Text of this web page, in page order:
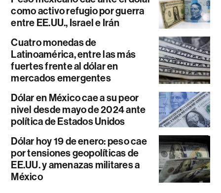
como activo refugio por guerra
entre EE.UU., Israel e Irán
Cuatro monedas de
Latinoamérica, entre las más
fuertes frente al dólar en
mercados emergentes
Dólar en México cae a su peor
nivel desde mayo de 2024 ante
política de Estados Unidos
Dólar hoy 19 de enero: peso cae
por tensiones geopolíticas de
EE.UU. y amenazas militares a
México